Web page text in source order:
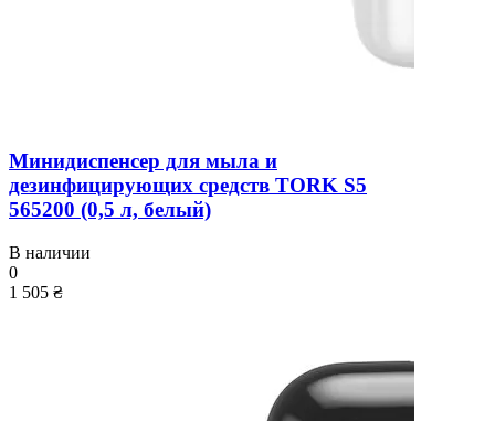
Минидиспенсер для мыла и
дезинфицирующих средств TORK S5
565200 (0,5 л, белый)
В наличии
0
1 505 ₴